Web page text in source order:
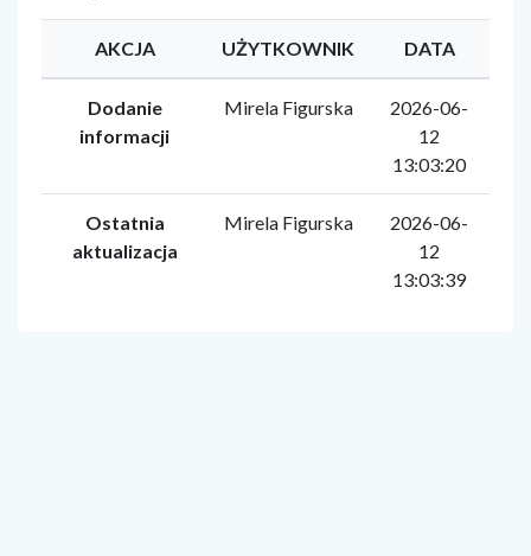
AKCJA UŻYTKOWNIK DATA
Dodanie
informacji
Mirela Figurska
2026-06-
12
13:03:20
Ostatnia
aktualizacja
Mirela Figurska
2026-06-
12
13:03:39